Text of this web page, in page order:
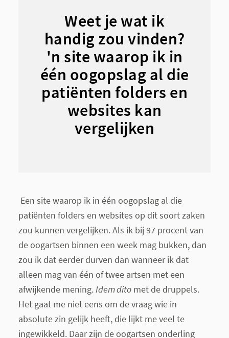
Weet je wat ik
handig zou vinden?
'n site waarop ik in
één oogopslag al die
patiënten folders en
websites kan
vergelijken
Een site waarop ik in één oogopslag al die
patiënten folders en websites op dit soort zaken
zou kunnen vergelijken. Als ik bij 97 procent van
de oogartsen binnen een week mag bukken, dan
zou ik dat eerder durven dan wanneer ik dat
alleen mag van één of twee artsen met een
afwijkende mening.Idem ditomet de druppels.
Het gaat me niet eens om de vraag wie in
absolute zin gelijk heeft, die lijkt me veel te
ingewikkeld. Daar zijn de oogartsen onderling